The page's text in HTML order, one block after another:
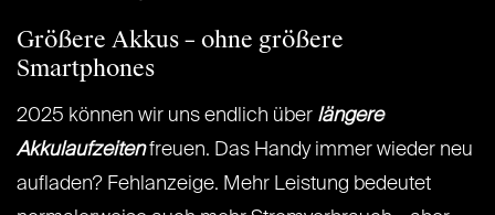
Größere Akkus – ohne größere
Smartphones
2025 können wir uns endlich über längere
Akkulaufzeiten freuen. Das Handy immer wieder neu
aufladen? Fehlanzeige. Mehr Leistung bedeutet